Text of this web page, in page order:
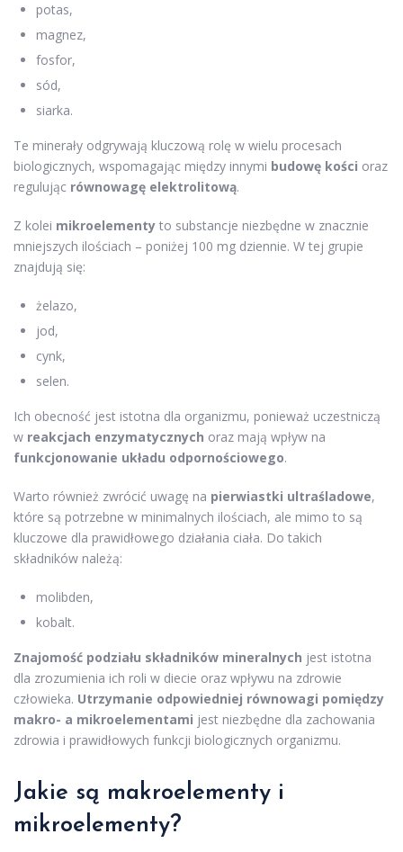
potas,
magnez,
fosfor,
sód,
siarka.
Te minerały odgrywają kluczową rolę w wielu procesach
biologicznych, wspomagając między innymi budowę kości oraz
regulując równowagę elektrolitową.
Z kolei mikroelementy to substancje niezbędne w znacznie
mniejszych ilościach – poniżej 100 mg dziennie. W tej grupie
znajdują się:
żelazo,
jod,
cynk,
selen.
Ich obecność jest istotna dla organizmu, ponieważ uczestniczą
w reakcjach enzymatycznych oraz mają wpływ na
funkcjonowanie układu odpornościowego.
Warto również zwrócić uwagę na pierwiastki ultraśladowe,
które są potrzebne w minimalnych ilościach, ale mimo to są
kluczowe dla prawidłowego działania ciała. Do takich
składników należą:
molibden,
kobalt.
Znajomość podziału składników mineralnych jest istotna
dla zrozumienia ich roli w diecie oraz wpływu na zdrowie
człowieka. Utrzymanie odpowiedniej równowagi pomiędzy
makro- a mikroelementami jest niezbędne dla zachowania
zdrowia i prawidłowych funkcji biologicznych organizmu.
Jakie są makroelementy i
mikroelementy?